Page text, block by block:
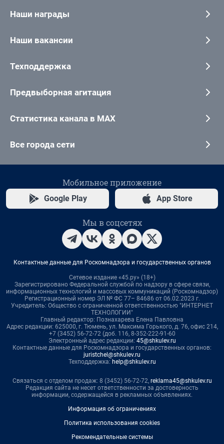
Наши награды
Наши вакансии
Техподдержка
Предвыборная агитация
Статистика канала в MAX
Все города сети
Мобильное приложение
Google Play App Store
Мы в соцсетях
Контактные данные для Роскомнадзора и государственных органов
Сетевое издание «45.ру» (18+)
Зарегистрировано Федеральной службой по надзору в сфере связи,
информационных технологий и массовых коммуникаций (Роскомнадзор)
Регистрационный номер ЭЛ № ФС 77– 84686 от 06.02.2023 г.
Учредитель: Общество с ограниченной ответственностью "ИНТЕРНЕТ
ТЕХНОЛОГИИ"
Главный редактор: Познахарева Елена Павловна
Адрес редакции: 625000, г. Тюмень, ул. Максима Горького, д. 76, офис 214,
+7 (3452) 56-72-72 (доб. 116, 8-352-222-91-60
Электронный адрес редакции: 45@shkulev.ru
Контактные данные для Роскомнадзора и государственных органов:
juristchel@shkulev.ru
Техподдержка: help@shkulev.ru
Связаться с отделом продаж: 8 (3452) 56-72-72, reklama45@shkulev.ru
Редакция сайта не несет ответственности за достоверность
информации, содержащейся в рекламных объявлениях.
Информация об ограничениях
Политика использования cookies
Рекомендательные системы